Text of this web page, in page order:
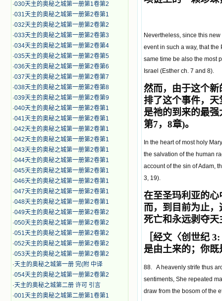
·030天主的奥秘之城第一册第1卷第2
·031天主的奥秘之城第一册第2卷第1
·032天主的奥秘之城第一册第2卷第2
·033天主的奥秘之城第一册第2卷第3
·034天主的奥秘之城第一册第2卷第4
·035天主的奥秘之城第一册第2卷第5
·036天主的奥秘之城第一册第2卷第6
·037天主的奥秘之城第一册第2卷第7
·038天主的奥秘之城第一册第2卷第8
·039天主的奥秘之城第一册第2卷第9
·040天主的奥秘之城第一册第2卷第1
·041天主的奥秘之城第一册第2卷第1
·042天主的奥秘之城第一册第2卷第1
·042天主的奥秘之城第一册第2卷第1
·043天主的奥秘之城第一册第2卷第1
·044天主的奥秘之城第一册第2卷第1
·045天主的奥秘之城第一册第2卷第1
·046天主的奥秘之城第一册第2卷第1
·047天主的奥秘之城第一册第2卷第1
·048天主的奥秘之城第一册第2卷第1
·049天主的奥秘之城第一册第2卷第2
·050天主的奥秘之城第一册第2卷第2
·051天主的奥秘之城第一册第2卷第2
·052天主的奥秘之城第一册第2卷第2
·053天主的奥秘之城第一册第2卷第2
·天主的奥秘之城第一册 完(附 中译
·054天主的奥秘之城第一册第2卷第2
·天主的奥秘之城第二册 许可 引言
·001天主的奥秘之城第二册第1卷第1
Nevertheless, since this
event in such a way, that
same time be also the most
Israel (Esther ch. 7 and 8).
然而，由于这个
排了这个事件，
是祂的到来的最
第7，8章)。
In the heart of most holy
the salvation of the human
account of the sin of Adam,
3, 19).
在至圣玛利亚的
而，到目前为止
死亡和永远剥夺
［经文〈创世纪
是由土来的；你
88. A heavenly strife thus
sentiments, She repeated
draw from the bosom of the